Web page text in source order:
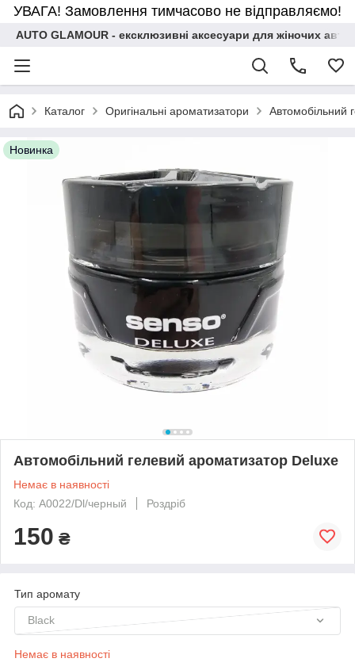
УВАГА! Замовлення тимчасово не відправляємо!
AUTO GLAMOUR - ексклюзивні аксесуари для жіночих
Каталог Оригінальні ароматизатори Автомобільний
Новинка
Автомобільний гелевий ароматизатор Deluxe
Немає в наявності
Код: А0022/Dl/черный
Роздріб
150 ₴
Тип аромату
Black
Немає в наявності